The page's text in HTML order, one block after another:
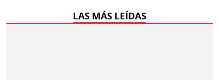
LAS MÁS LEÍDAS